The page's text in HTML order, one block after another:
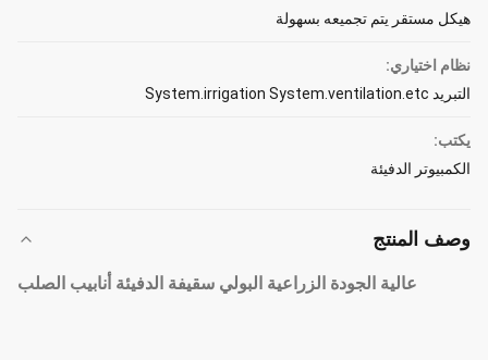
هيكل مستقر يتم تجميعه بسهولة
نظام اختياري:
التبريد System.irrigation System.ventilation.etc
يكتب:
الكمبيوتر الدفيئة
وصف المنتج
عالية الجودة الزراعية البولي سقيفة الدفيئة أنابيب الصلب